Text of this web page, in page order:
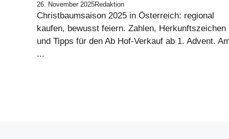
26. November 2025Redaktion
Christbaumsaison 2025 in Österreich: regional
kaufen, bewusst feiern. Zahlen, Herkunftszeichen
und Tipps für den Ab Hof-Verkauf ab 1. Advent.
...